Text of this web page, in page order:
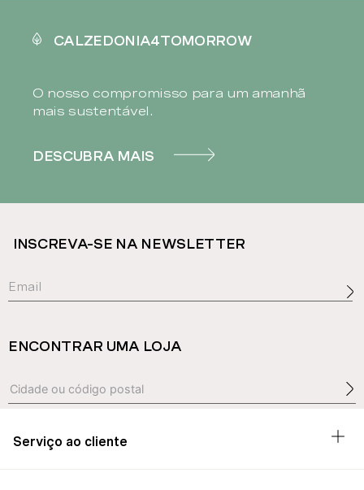
CALZEDONIA4TOMORROW
O nosso compromisso para um amanhã
mais sustentável.
DESCUBRA MAIS
INSCREVA-SE NA NEWSLETTER
ENCONTRAR UMA LOJA
Serviço ao cliente